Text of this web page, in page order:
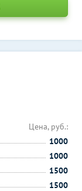
Цена, руб.:
1000
1000
1500
1500